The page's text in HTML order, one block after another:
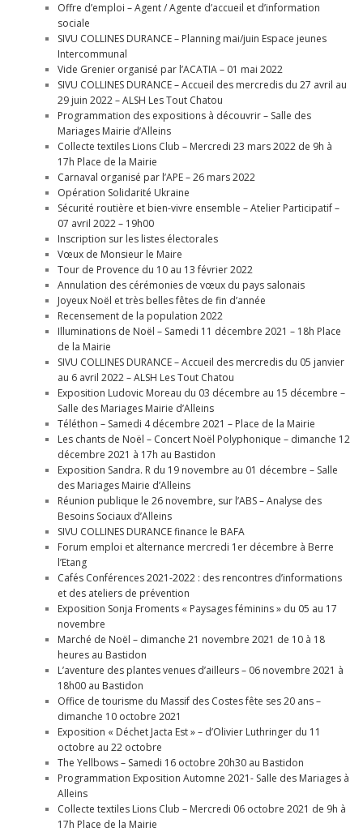
Offre d’emploi – Agent / Agente d’accueil et d’information
sociale
SIVU COLLINES DURANCE – Planning mai/juin Espace jeunes
Intercommunal
Vide Grenier organisé par l’ACATIA – 01 mai 2022
SIVU COLLINES DURANCE – Accueil des mercredis du 27 avril au
29 juin 2022 – ALSH Les Tout Chatou
Programmation des expositions à découvrir – Salle des
Mariages Mairie d’Alleins
Collecte textiles Lions Club – Mercredi 23 mars 2022 de 9h à
17h Place de la Mairie
Carnaval organisé par l’APE – 26 mars 2022
Opération Solidarité Ukraine
Sécurité routière et bien-vivre ensemble – Atelier Participatif –
07 avril 2022 – 19h00
Inscription sur les listes électorales
Vœux de Monsieur le Maire
Tour de Provence du 10 au 13 février 2022
Annulation des cérémonies de vœux du pays salonais
Joyeux Noël et très belles fêtes de fin d’année
Recensement de la population 2022
Illuminations de Noël – Samedi 11 décembre 2021 – 18h Place
de la Mairie
SIVU COLLINES DURANCE – Accueil des mercredis du 05 janvier
au 6 avril 2022 – ALSH Les Tout Chatou
Exposition Ludovic Moreau du 03 décembre au 15 décembre –
Salle des Mariages Mairie d’Alleins
Téléthon – Samedi 4 décembre 2021 – Place de la Mairie
Les chants de Noël – Concert Noël Polyphonique – dimanche 12
décembre 2021 à 17h au Bastidon
Exposition Sandra. R du 19 novembre au 01 décembre – Salle
des Mariages Mairie d’Alleins
Réunion publique le 26 novembre, sur l’ABS – Analyse des
Besoins Sociaux d’Alleins
SIVU COLLINES DURANCE finance le BAFA
Forum emploi et alternance mercredi 1er décembre à Berre
l’Etang
Cafés Conférences 2021-2022 : des rencontres d’informations
et des ateliers de prévention
Exposition Sonja Froments « Paysages féminins » du 05 au 17
novembre
Marché de Noël – dimanche 21 novembre 2021 de 10 à 18
heures au Bastidon
L’aventure des plantes venues d’ailleurs – 06 novembre 2021 à
18h00 au Bastidon
Office de tourisme du Massif des Costes fête ses 20 ans –
dimanche 10 octobre 2021
Exposition « Déchet Jacta Est » – d’Olivier Luthringer du 11
octobre au 22 octobre
The Yellbows – Samedi 16 octobre 20h30 au Bastidon
Programmation Exposition Automne 2021- Salle des Mariages à
Alleins
Collecte textiles Lions Club – Mercredi 06 octobre 2021 de 9h à
17h Place de la Mairie